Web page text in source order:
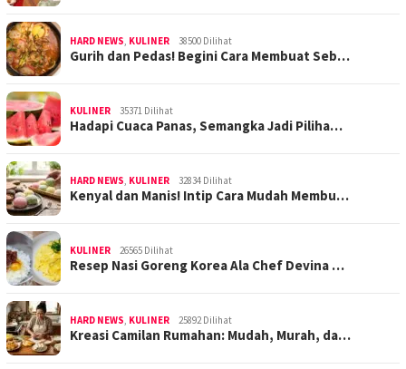
HARD NEWS KULINER 38500 Dilihat
Gurih dan Pedas! Begini Cara Membuat Seb…
KULINER 35371 Dilihat
Hadapi Cuaca Panas, Semangka Jadi Piliha…
HARD NEWS KULINER 32834 Dilihat
Kenyal dan Manis! Intip Cara Mudah Membu…
KULINER 26565 Dilihat
Resep Nasi Goreng Korea Ala Chef Devina …
HARD NEWS KULINER 25892 Dilihat
Kreasi Camilan Rumahan: Mudah, Murah, da…